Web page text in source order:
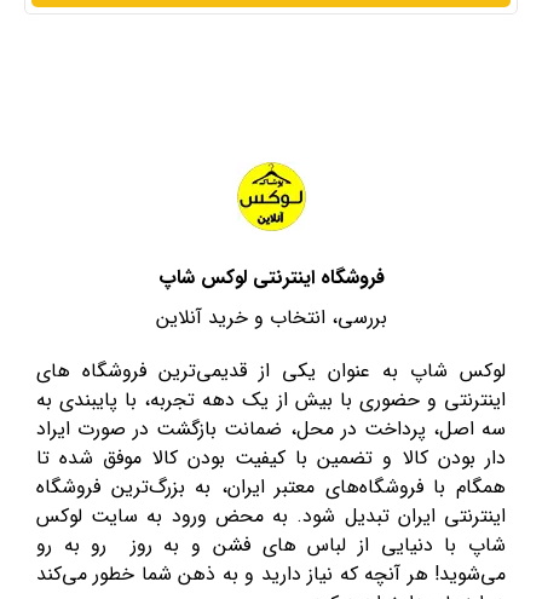
فروشگاه اینترنتی لوکس شاپ
بررسی، انتخاب و خرید آنلاین
لوکس شاپ به عنوان یکی از قدیمی‌ترین فروشگاه های
اینترنتی و حضوری با بیش از یک دهه تجربه، با پایبندی به
سه اصل، پرداخت در محل، ضمانت بازگشت در صورت ایراد
دار بودن کالا و تضمین با کیفیت بودن کالا موفق شده تا
همگام با فروشگاه‌های معتبر ایران، به بزرگ‌ترین فروشگاه
اینترنتی ایران تبدیل شود. به محض ورود به سایت لوکس
شاپ با دنیایی از لباس های فشن و به روز رو به رو
می‌شوید! هر آنچه که نیاز دارید و به ذهن شما خطور می‌کند